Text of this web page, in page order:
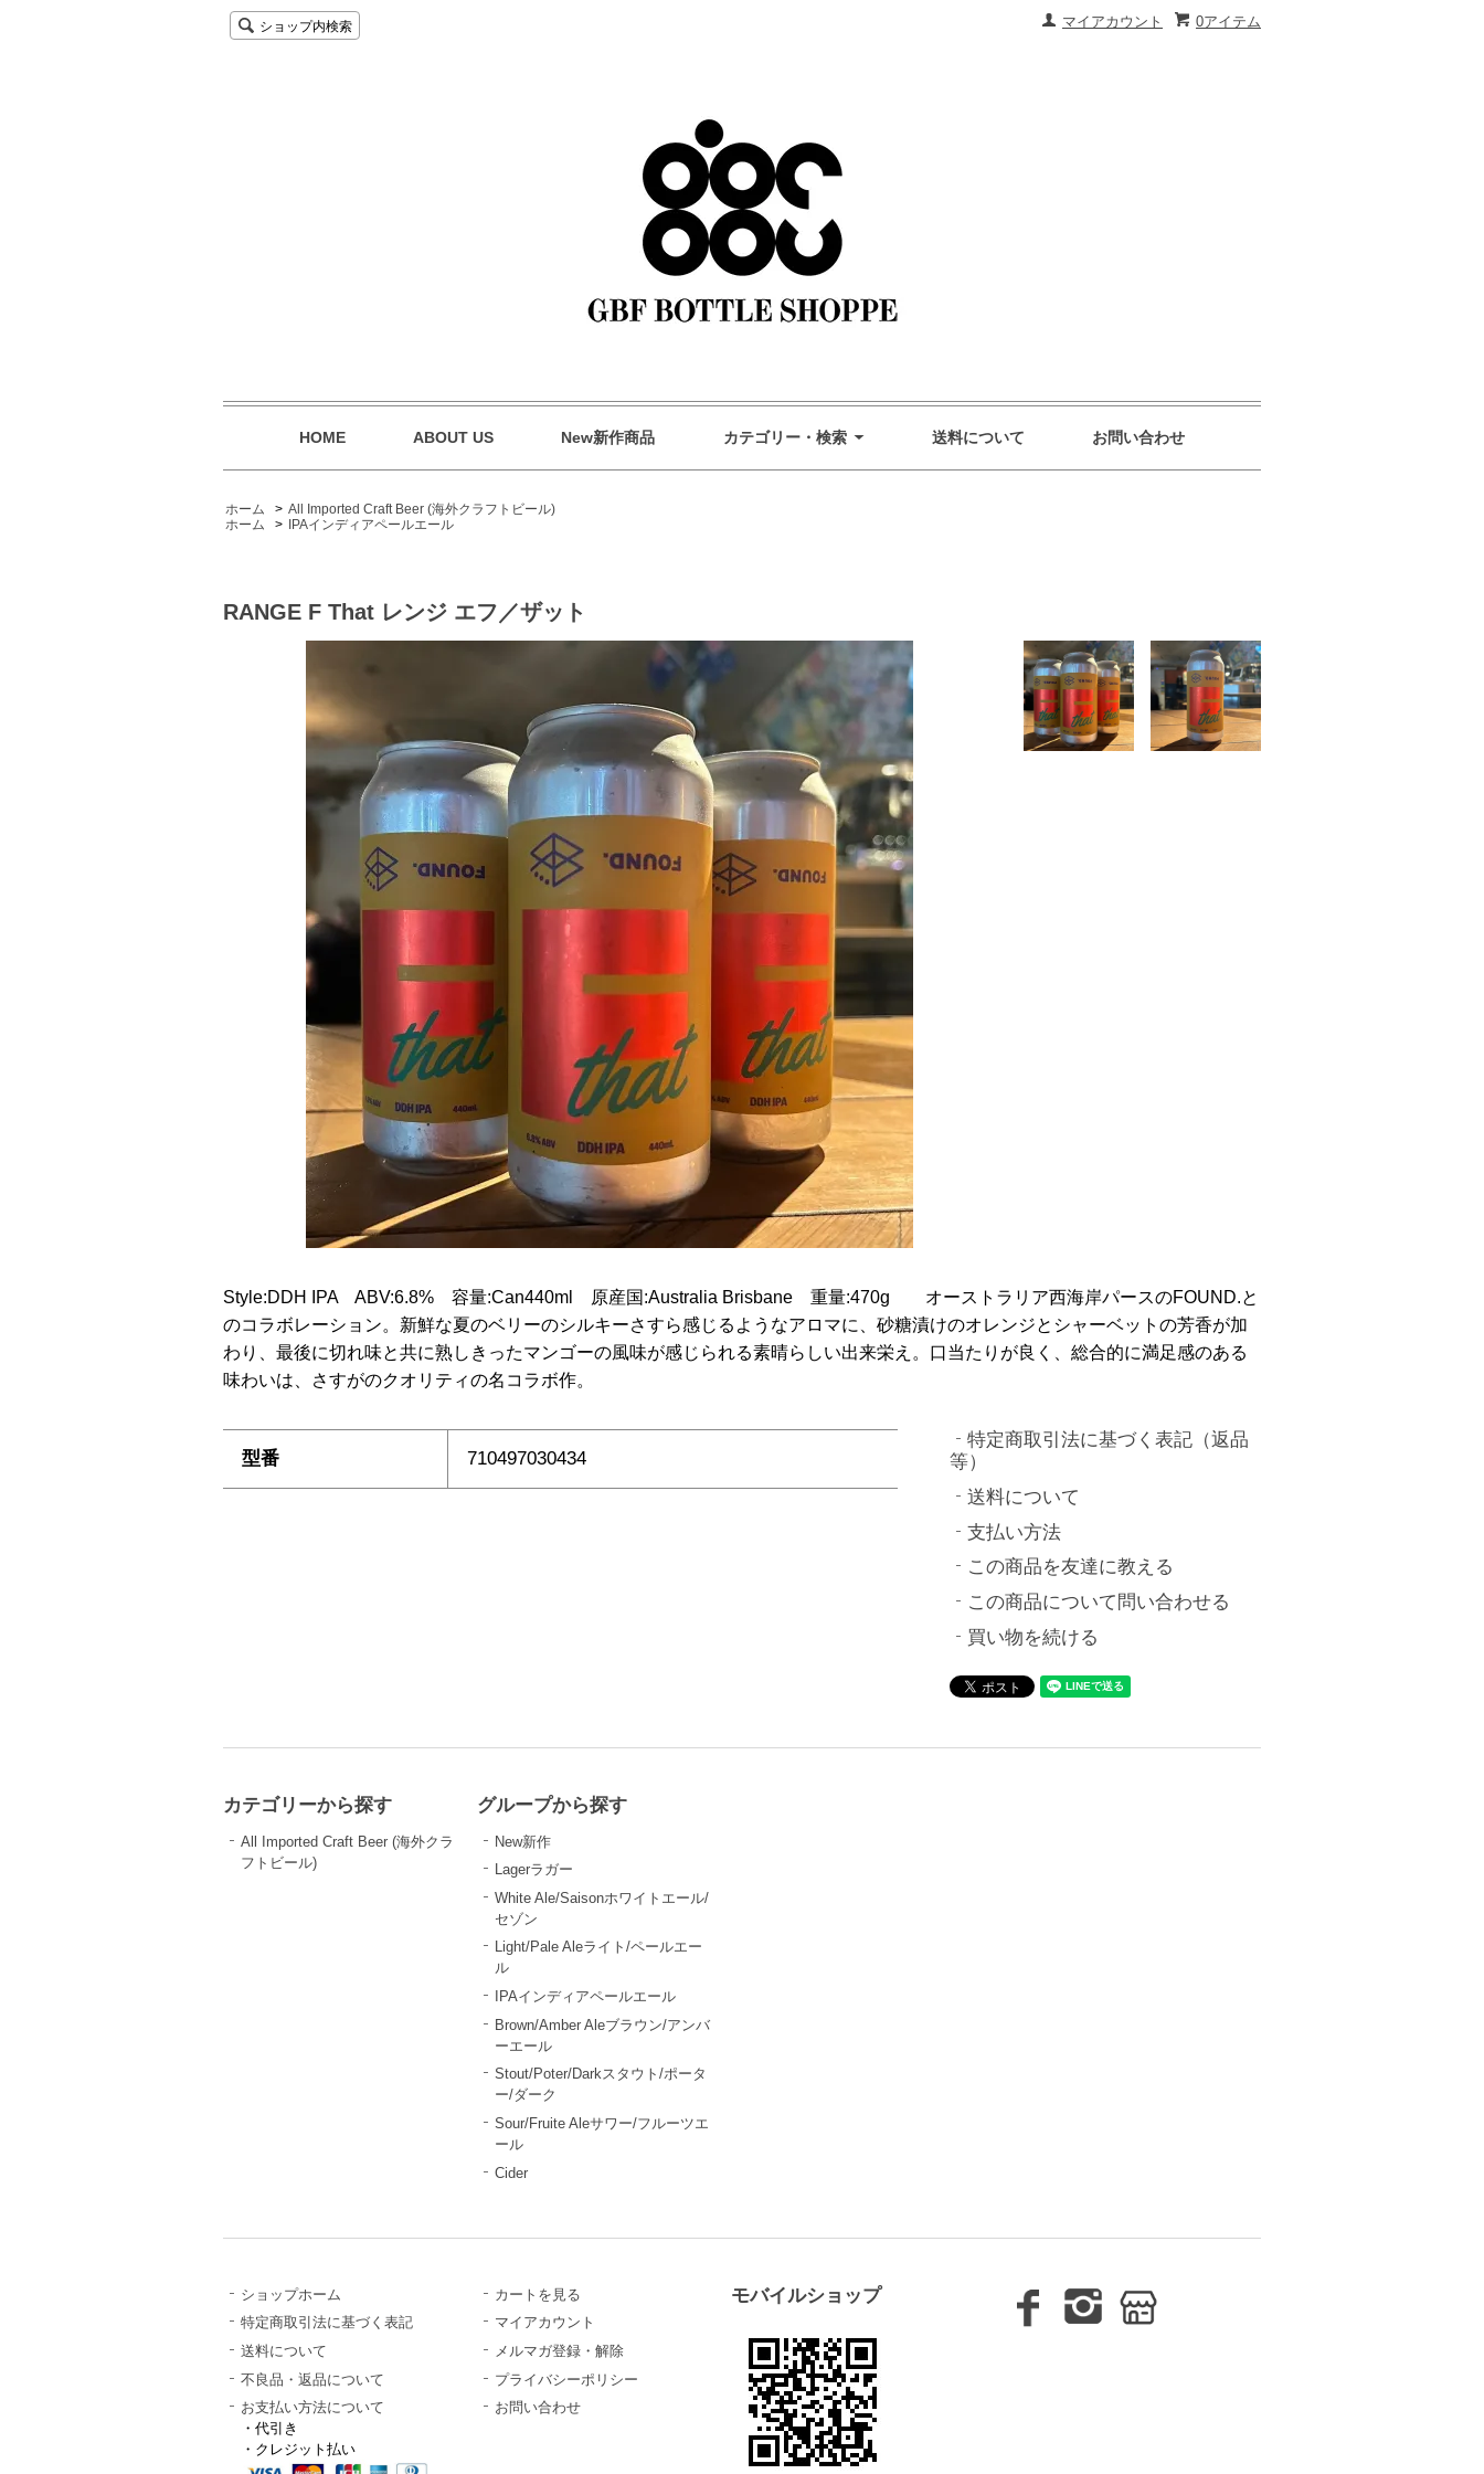
0アイテム
マイアカウント
ショップ内検索
HOME ABOUT US New新作商品 カテゴリー・検索 送料について お問い合わせ
ホーム > All Imported Craft Beer (海外クラフトビール)
ホーム
> IPAインディアペールエール
RANGE F That レンジ エフ／ザット
Style:DDH IPA ABV:6.8% 容量:Can440ml 原産国:Australia Brisbane 重量:470g オーストラリア西海岸パースのFOUND.と
のコラボレーション。新鮮な夏のベリーのシルキーさすら感じるようなアロマに、砂糖漬けのオレンジとシャーベットの芳香が加
わり、最後に切れ味と共に熟しきったマンゴーの風味が感じられる素晴らしい出来栄え。口当たりが良く、総合的に満足感のある
味わいは、さすがのクオリティの名コラボ作。
型番 710497030434
特定商取引法に基づく表記（返品
等）
送料について
支払い方法
この商品を友達に教える
この商品について問い合わせる
買い物を続ける
カテゴリーから探す
All Imported Craft Beer (海外クラ
フトビール)
グループから探す
New新作
Lagerラガー
White Ale/Saisonホワイトエール/
セゾン
Light/Pale Aleライト/ペールエー
ル
IPAインディアペールエール
Brown/Amber Aleブラウン/アンバ
ーエール
Stout/Poter/Darkスタウト/ポータ
ー/ダーク
Sour/Fruite Aleサワー/フルーツエ
ール
Cider
ショップホーム
特定商取引法に基づく表記
送料について
不良品・返品について
お支払い方法について
・代引き
・クレジット払い
カートを見る
マイアカウント
メルマガ登録・解除
プライバシーポリシー
お問い合わせ
モバイルショップ